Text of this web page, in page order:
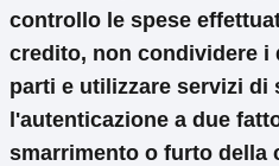
controllo le spese
credito, non condividere i
parti e utilizzare servizi di
l'autenticazione a due
smarrimento o furto della